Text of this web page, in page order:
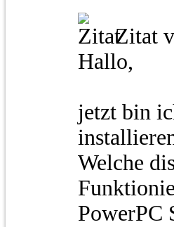
Zitat
Hallo,
jetzt bin
Welche
PowerPC